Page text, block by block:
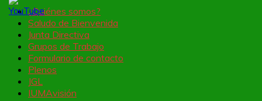
¿Quiénes somos?
Saludo de Bienvenida
Junta Directiva
Grupos de Trabajo
Formulario de contacto
Plenos
JGL
IUMAvisión
Set
Youtube
Channel